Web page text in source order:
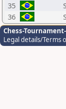
35
36
Chess-
Legal details/Terms